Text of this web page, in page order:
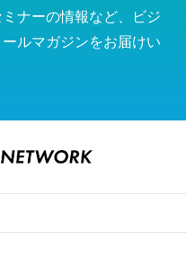
ナーの情報など、ビジ
ルマガジンをお届けい